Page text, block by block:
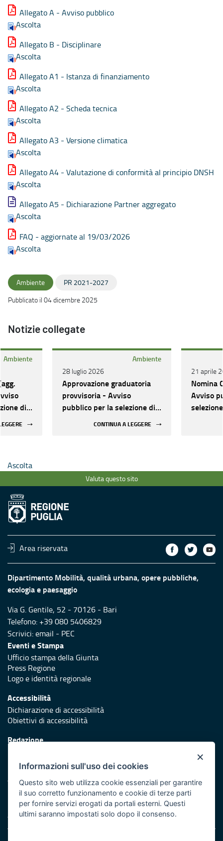
Allegato A - Avviso pubblico
Ascolta
Allegato B - Disciplinare
Ascolta
Allegato A1 - Istanza di finanziamento
Ascolta
Allegato A2 - Scheda tecnica
Ascolta
Allegato A3 - Versione climatica
Ascolta
Allegato A4 - Valutazione di conformità al principio DNSH
Ascolta
Allegato A5 - Dichiarazione Partner aggregato
Ascolta
FAQ - aggiornate al 19/03/2026
Ascolta
Ambiente
PR 2021-2027
Pubblicato il 04 dicembre 2025
Notizie collegate
Ambiente
di
Ambiente
28 luglio 2026
Approvazione graduatoria
provvisoria - Avviso
pubblico per la selezione di
CONTINUA A LEGGERE
21 aprile
Nomina
Avviso
Ascolta
Valuta questo sito
Area riservata
Dipartimento Mobilità, qualità urbana, opere pubbliche,
ecologia e paesaggio
Via G. Gentile, 52 - 70126 - Bari
Telefono: +39 080 5406829
Scrivici:email - PEC
Eventi e Stampa
Ufficio stampa della Giunta
Press Regione
Logo e identità regionale
Accessibilità
Dichiarazione di accessibilità
Obiettivi di accessibilità
Redazione
Protezione civile
Vai al sito di Protezione Civile Puglia
Iniziativa finanziata con risorse del POR Puglia 2014/2020 -
Asse XI
×
Informazioni sull'uso dei cookies
Questo sito web utilizza cookie essenziali per garantire
il suo corretto funzionamento e cookie di terze parti
per fornire servizi erogati da portali esterni. Questi
ultimi saranno impostati solo dopo il consenso.